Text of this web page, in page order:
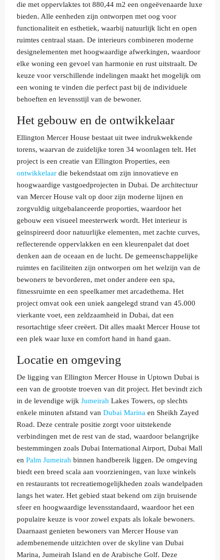
die met oppervlaktes tot 880,44 m2 een ongeëvenaarde luxe
bieden. Alle eenheden zijn ontworpen met oog voor
functionaliteit en esthetiek, waarbij natuurlijk licht en open
ruimtes centraal staan. De interieurs combineren moderne
designelementen met hoogwaardige afwerkingen, waardoor
elke woning een gevoel van harmonie en rust uitstraalt. De
keuze voor verschillende indelingen maakt het mogelijk om
een woning te vinden die perfect past bij de individuele
behoeften en levensstijl van de bewoner.
Het gebouw en de ontwikkelaar
Ellington Mercer House bestaat uit twee indrukwekkende
torens, waarvan de zuidelijke toren 34 woonlagen telt. Het
project is een creatie van Ellington Properties, een
ontwikkelaar die bekendstaat om zijn innovatieve en
hoogwaardige vastgoedprojecten in Dubai. De architectuur
van Mercer House valt op door zijn moderne lijnen en
zorgvuldig uitgebalanceerde proporties, waardoor het
gebouw een visueel meesterwerk wordt. Het interieur is
geïnspireerd door natuurlijke elementen, met zachte curves,
reflecterende oppervlakken en een kleurenpalet dat doet
denken aan de oceaan en de lucht. De gemeenschappelijke
ruimtes en faciliteiten zijn ontworpen om het welzijn van de
bewoners te bevorderen, met onder andere een spa,
fitnessruimte en een speelkamer met arcadethema. Het
project omvat ook een uniek aangelegd strand van 45.000
vierkante voet, een zeldzaamheid in Dubai, dat een
resortachtige sfeer creëert. Dit alles maakt Mercer House tot
een plek waar luxe en comfort hand in hand gaan.
Locatie en omgeving
De ligging van Ellington Mercer House in Uptown Dubai is
een van de grootste troeven van dit project. Het bevindt zich
in de levendige wijk Jumeirah Lakes Towers, op slechts
enkele minuten afstand van Dubai Marina en Sheikh Zayed
Road. Deze centrale positie zorgt voor uitstekende
verbindingen met de rest van de stad, waardoor belangrijke
bestemmingen zoals Dubai International Airport, Dubai Mall
en Palm Jumeirah binnen handbereik liggen. De omgeving
biedt een breed scala aan voorzieningen, van luxe winkels
en restaurants tot recreatiemogelijkheden zoals wandelpaden
langs het water. Het gebied staat bekend om zijn bruisende
sfeer en hoogwaardige levensstandaard, waardoor het een
populaire keuze is voor zowel expats als lokale bewoners.
Daarnaast genieten bewoners van Mercer House van
adembenemende uitzichten over de skyline van Dubai
Marina, Jumeirah Island en de Arabische Golf. Deze